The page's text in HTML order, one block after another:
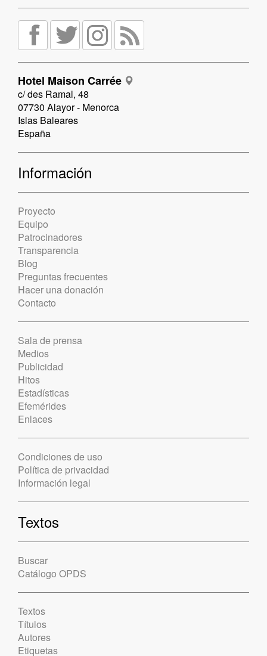
Hotel Maison Carrée
c/ des Ramal, 48
07730 Alayor - Menorca
Islas Baleares
España
Información
Proyecto
Equipo
Patrocinadores
Transparencia
Blog
Preguntas frecuentes
Hacer una donación
Contacto
Sala de prensa
Medios
Publicidad
Hitos
Estadísticas
Efemérides
Enlaces
Condiciones de uso
Política de privacidad
Información legal
Textos
Buscar
Catálogo OPDS
Textos
Títulos
Autores
Etiquetas